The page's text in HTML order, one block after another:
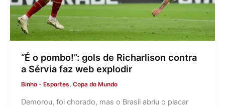
“É o pombo!”: gols de Richarlison contra
a Sérvia faz web explodir
Binho - Esportes, Copa do Mundo
Demorou, foi chorado, mas o Brasil abriu o placar